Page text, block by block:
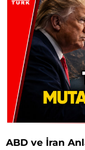
ABD ve İran